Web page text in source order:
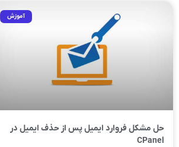
آموزش
حل مشکل فروارد ایمیل پس از حذف ایمیل در
CPanel